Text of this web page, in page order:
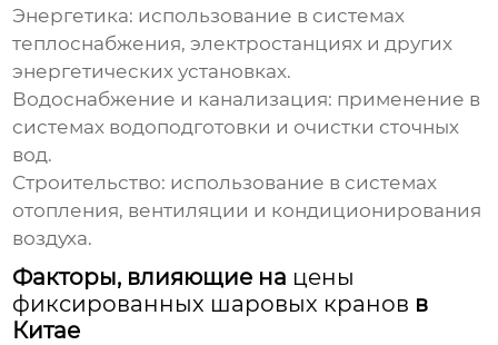
Энергетика: использование в системах
теплоснабжения, электростанциях и других
энергетических установках.
Водоснабжение и канализация: применение в
системах водоподготовки и очистки сточных
вод.
Строительство: использование в системах
отопления, вентиляции и кондиционирования
воздуха.
Факторы, влияющие на цены
фиксированных шаровых кранов в
Китае